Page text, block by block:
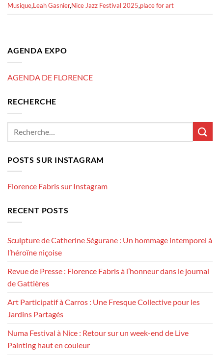
Musique,Leah Gasnier,Nice Jazz Festival 2025,place for art
AGENDA EXPO
AGENDA DE FLORENCE
RECHERCHE
POSTS SUR INSTAGRAM
Florence Fabris sur Instagram
RECENT POSTS
Sculpture de Catherine Ségurane : Un hommage intemporel à
l’héroïne niçoise
Revue de Presse : Florence Fabris à l’honneur dans le journal
de Gattières
Art Participatif à Carros : Une Fresque Collective pour les
Jardins Partagés
Numa Festival à Nice : Retour sur un week-end de Live
Painting haut en couleur